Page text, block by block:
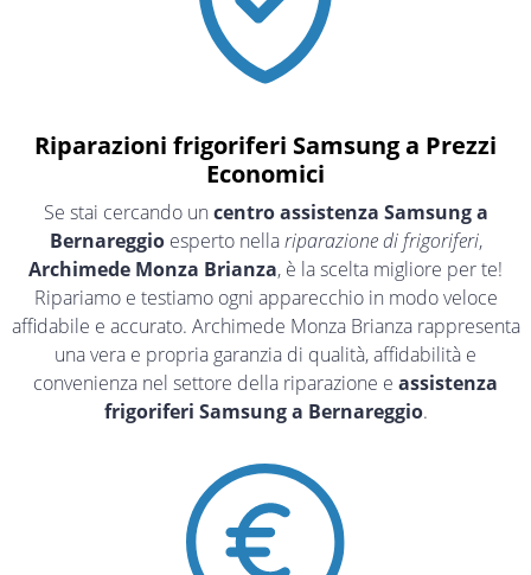
Riparazioni frigoriferi Samsung a Prezzi
Economici
Se stai cercando un centro assistenza Samsung a
Bernareggioesperto nellariparazione di frigoriferi,
Archimede Monza Brianza, è la scelta migliore per te!
Ripariamo e testiamo ogni apparecchio in modo veloce
affidabile e accurato. Archimede Monza Brianza rappresenta
una vera e propria garanzia di qualità, affidabilità e
convenienza nel settore della riparazione e assistenza
frigoriferi Samsung a Bernareggio.